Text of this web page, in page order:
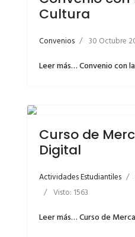
Cultura
Convenios 30 Octubre
Leer más… Convenio con
Curso de
Digital
Actividades Estudiantiles
Visto: 1563
Leer más… Curso de